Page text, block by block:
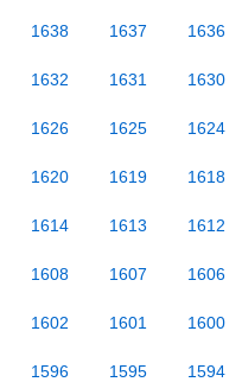
1638 1637 1636
1632 1631 1630
1626 1625 1624
1620 1619 1618
1614 1613 1612
1608 1607 1606
1602 1601 1600
1596 1595 1594